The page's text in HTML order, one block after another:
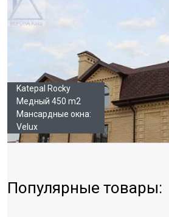
Katepal Rocky
Медный 450 m2
Мансардные окна:
Velux
Популярные товары: